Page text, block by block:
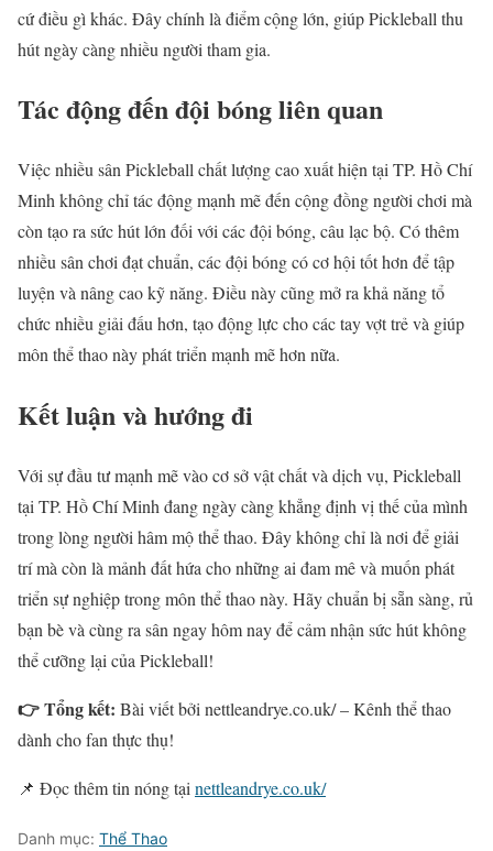
cứ điều gì khác. Đây chính là điểm cộng lớn, giúp Pickleball thu
hút ngày càng nhiều người tham gia.
Tác động đến đội bóng liên quan
Việc nhiều sân Pickleball chất lượng cao xuất hiện tại TP. Hồ Chí
Minh không chỉ tác động mạnh mẽ đến cộng đồng người chơi mà
còn tạo ra sức hút lớn đối với các đội bóng, câu lạc bộ. Có thêm
nhiều sân chơi đạt chuẩn, các đội bóng có cơ hội tốt hơn để tập
luyện và nâng cao kỹ năng. Điều này cũng mở ra khả năng tổ
chức nhiều giải đấu hơn, tạo động lực cho các tay vợt trẻ và giúp
môn thể thao này phát triển mạnh mẽ hơn nữa.
Kết luận và hướng đi
Với sự đầu tư mạnh mẽ vào cơ sở vật chất và dịch vụ, Pickleball
tại TP. Hồ Chí Minh đang ngày càng khẳng định vị thế của mình
trong lòng người hâm mộ thể thao. Đây không chỉ là nơi để giải
trí mà còn là mảnh đất hứa cho những ai đam mê và muốn phát
triển sự nghiệp trong môn thể thao này. Hãy chuẩn bị sẵn sàng, rủ
bạn bè và cùng ra sân ngay hôm nay để cảm nhận sức hút không
thể cưỡng lại của Pickleball!
👉 Tổng kết: Bài viết bởi nettleandrye.co.uk/ – Kênh thể thao
dành cho fan thực thụ!
📌 Đọc thêm tin nóng tại nettleandrye.co.uk/
Danh mục: Thể Thao